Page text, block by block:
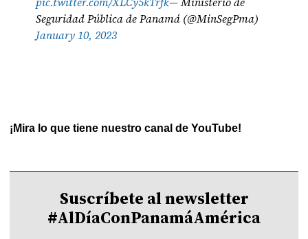
Seguridad Pública de Panamá (@MinSegPma)
January 10, 2023
¡Mira lo que tiene nuestro canal de YouTube!
Suscríbete al newsletter
#AlDíaConPanamáAmérica